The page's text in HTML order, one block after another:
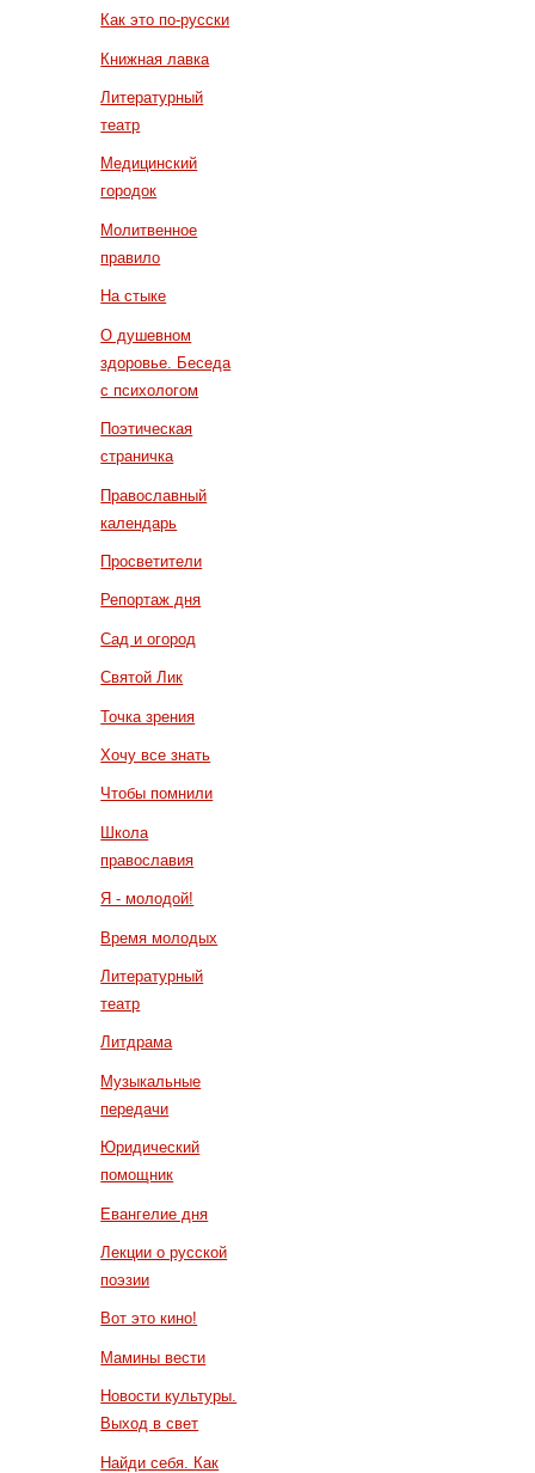
Как это по-русски
Книжная лавка
Литературный
театр
Медицинский
городок
Молитвенное
правило
На стыке
О душевном
здоровье. Беседа
с психологом
Поэтическая
страничка
Православный
календарь
Просветители
Репортаж дня
Сад и огород
Святой Лик
Точка зрения
Хочу все знать
Чтобы помнили
Школа
православия
Я - молодой!
Время молодых
Литературный
театр
Литдрама
Музыкальные
передачи
Юридический
помощник
Евангелие дня
Лекции о русской
поэзии
Вот это кино!
Мамины вести
Новости культуры.
Выход в свет
Найди себя. Как